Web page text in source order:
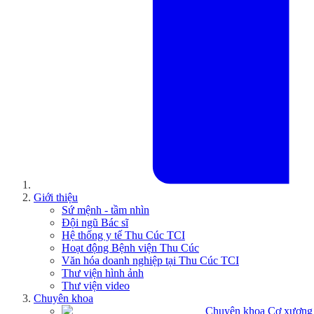
Giới thiệu
Sứ mệnh - tầm nhìn
Đội ngũ Bác sĩ
Hệ thống y tế Thu Cúc TCI
Hoạt động Bệnh viện Thu Cúc
Văn hóa doanh nghiệp tại Thu Cúc TCI
Thư viện hình ảnh
Thư viện video
Chuyên khoa
Chuyên khoa Cơ